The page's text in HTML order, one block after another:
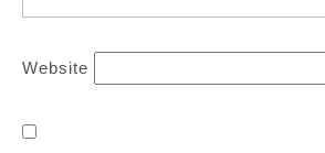
Website